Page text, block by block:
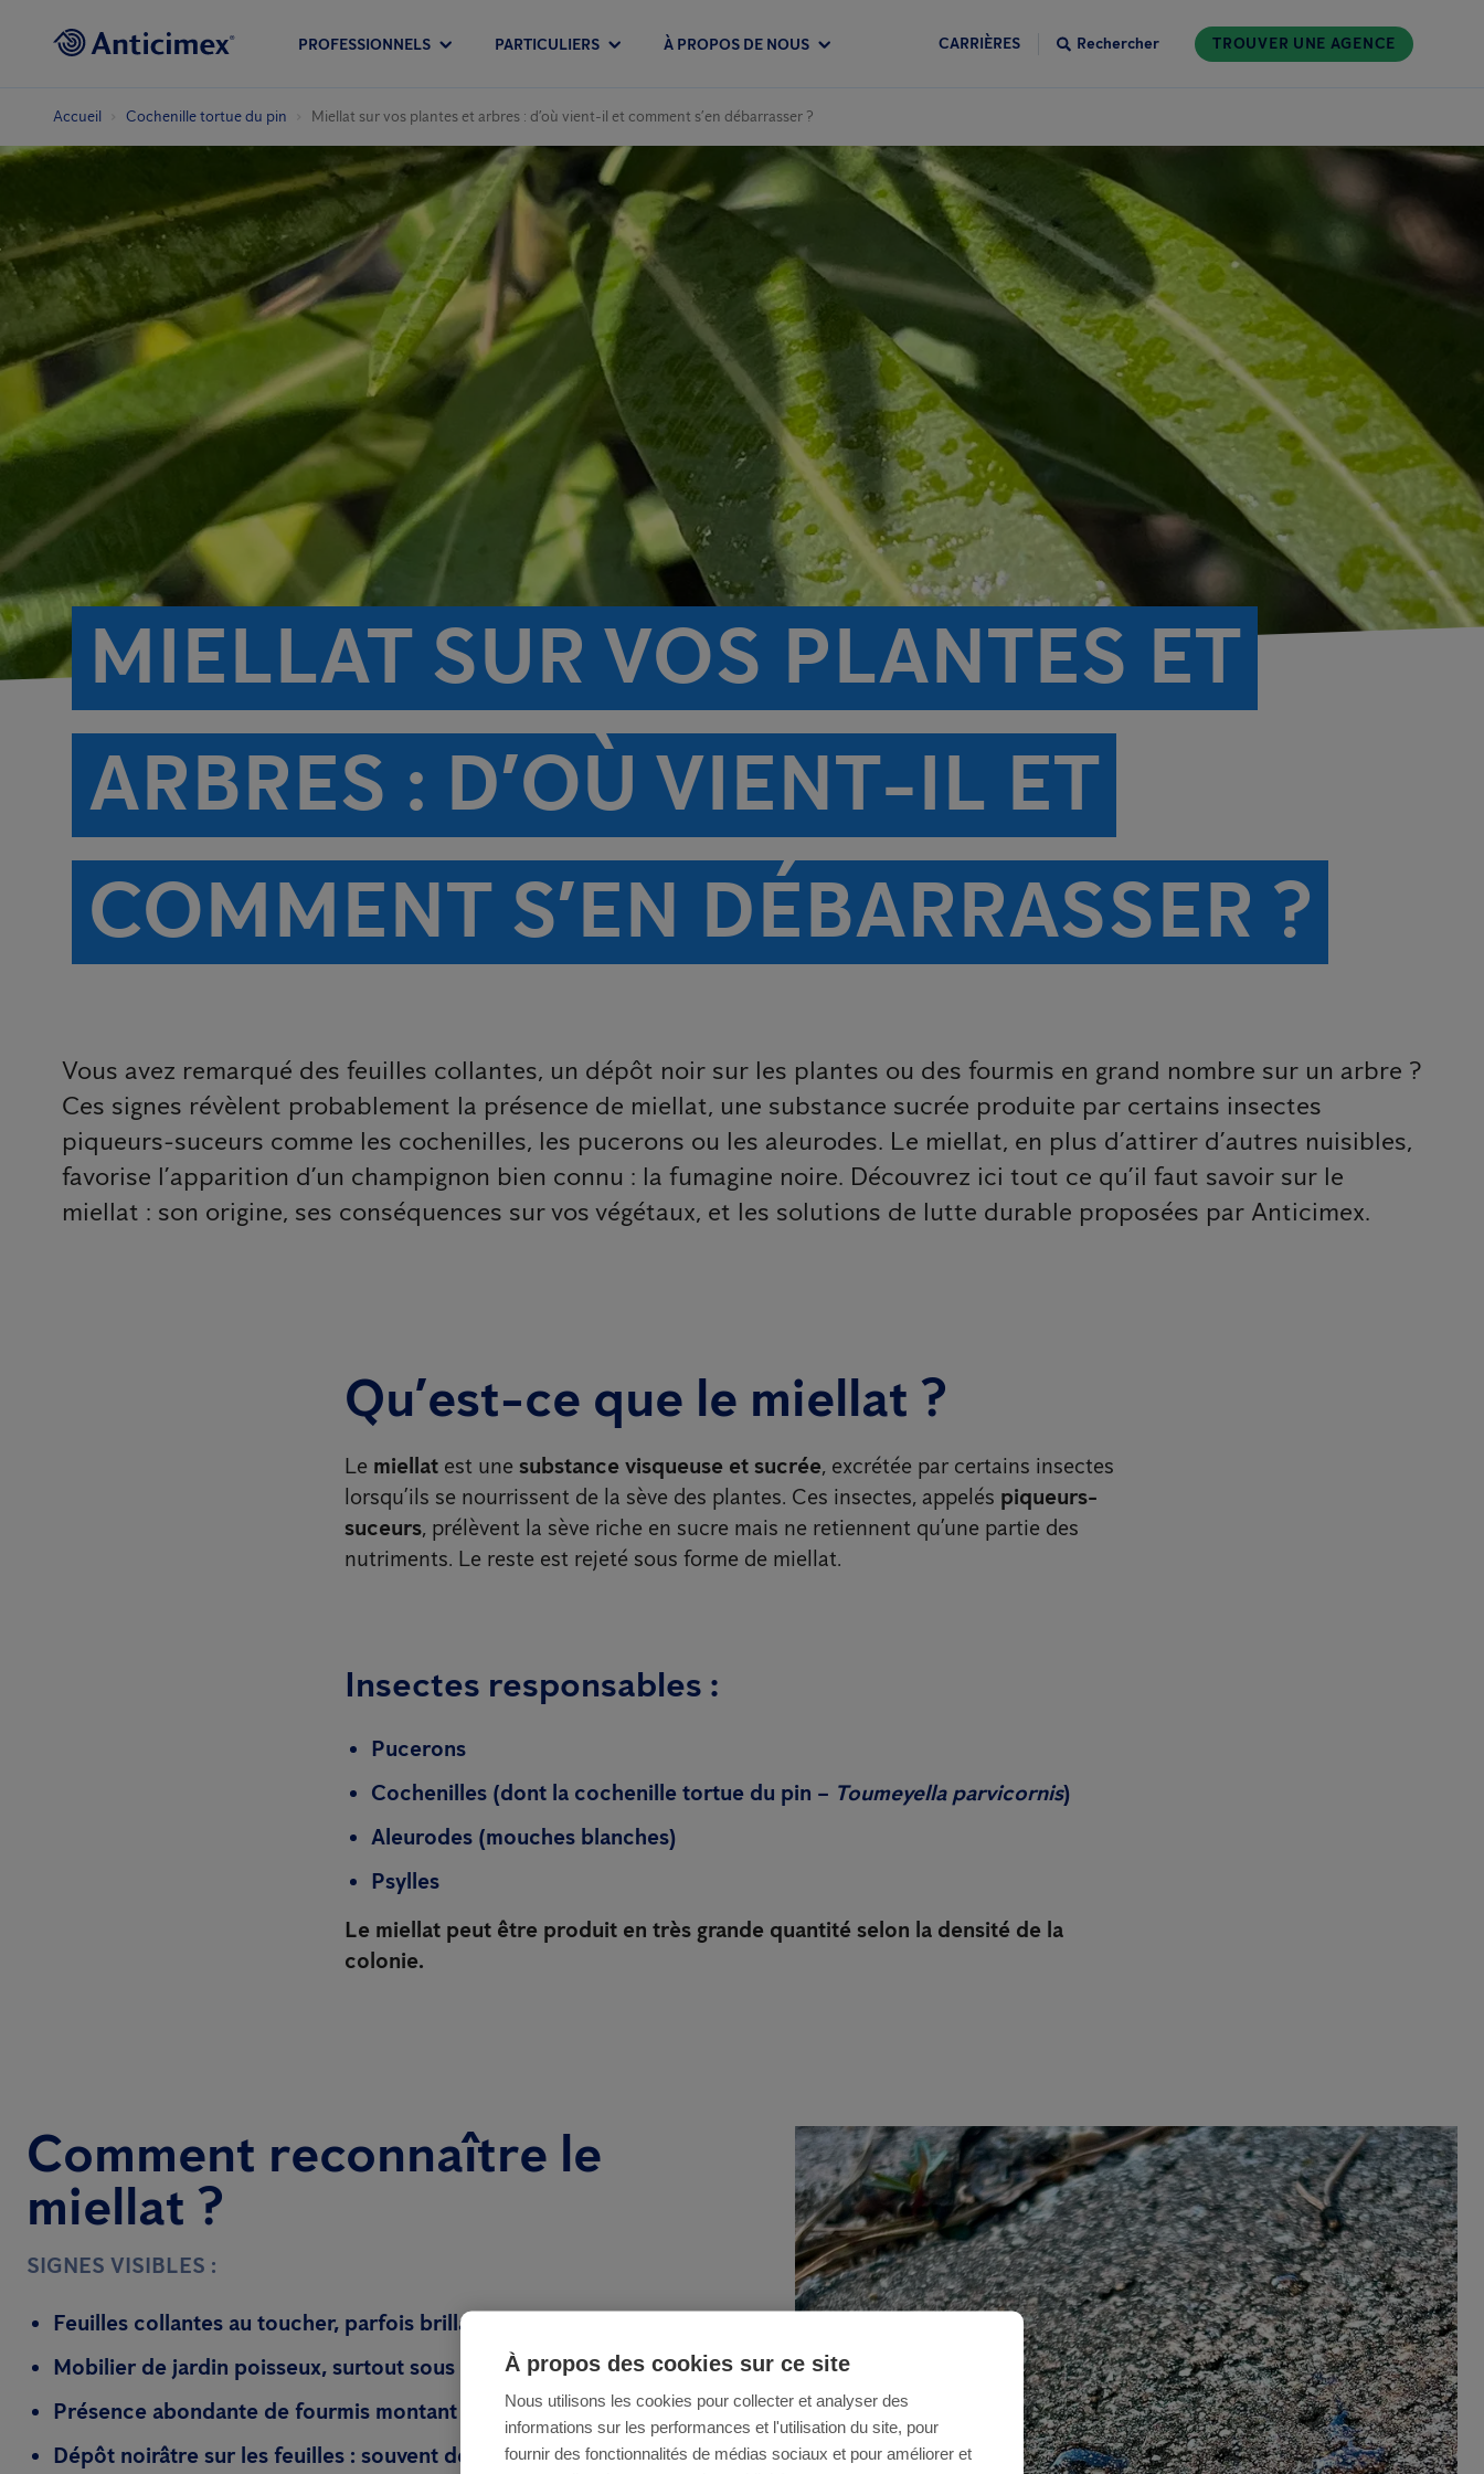
PROFESSIONNELS PARTICULIERS À PROPOS DE NOUS CARRIÈRES Rechercher TROUVER UNE AGENCE
Accueil Cochenille tortue du pin Miellat sur vos plantes et arbres : d’où vient-il et comment s’en débarrasser ?
MIELLAT SUR VOS PLANTES ET
ARBRES : D’OÙ VIENT-IL ET
COMMENT S’EN DÉBARRASSER ?
Vous avez remarqué des feuilles collantes, un dépôt noir sur les plantes ou des fourmis en grand nombre sur un arbre ?
Ces signes révèlent probablement la présence de miellat, une substance sucrée produite par certains insectes
piqueurs-suceurs comme les cochenilles, les pucerons ou les aleurodes. Le miellat, en plus d’attirer d’autres nuisibles,
favorise l’apparition d’un champignon bien connu : la fumagine noire. Découvrez ici tout ce qu’il faut savoir sur le
miellat : son origine, ses conséquences sur vos végétaux, et les solutions de lutte durable proposées par Anticimex.
Qu’est-ce que le miellat ?
Le miellat est une substance visqueuse et sucrée, excrétée par certains insectes
lorsqu’ils se nourrissent de la sève des plantes. Ces insectes, appelés piqueurs-
suceurs, prélèvent la sève riche en sucre mais ne retiennent qu’une partie des
nutriments. Le reste est rejeté sous forme de miellat.
Insectes responsables :
Pucerons
Cochenilles (dont la cochenille tortue du pin – Toumeyella parvicornis)
Aleurodes (mouches blanches)
Psylles
Le miellat peut être produit en très grande quantité selon la densité de la
colonie.
Comment reconnaître le
miellat ?
SIGNES VISIBLES :
Feuilles collantes au toucher, parfois brillantes
Mobilier de jardin poisseux, surtout sous les arbres
Présence abondante de fourmis montant et descendant le tronc
Dépôt noirâtre sur les feuilles : souvent de la fumagine, un
À propos des cookies sur ce site
Nous utilisons les cookies pour collecter et analyser des
informations sur les performances et l'utilisation du site, pour
fournir des fonctionnalités de médias sociaux et pour améliorer et